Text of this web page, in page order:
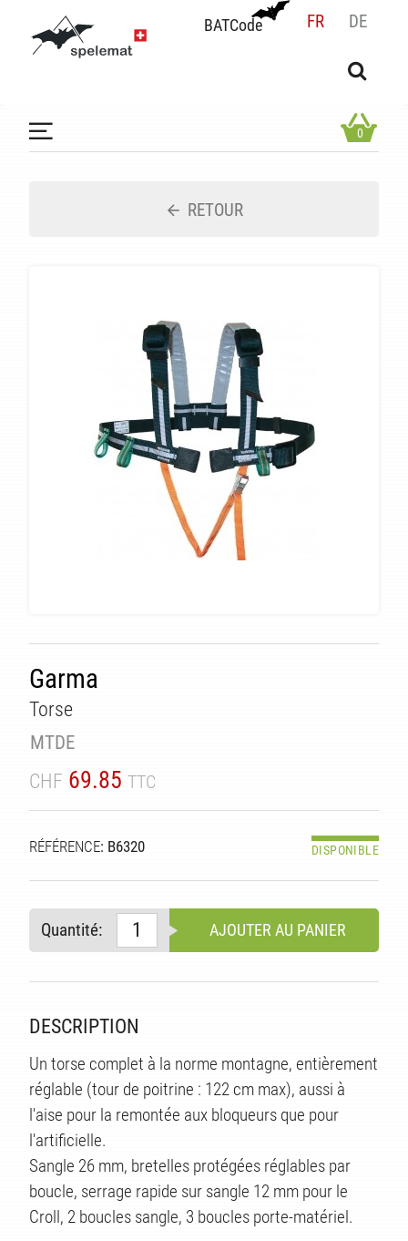
BATCode FR DE
BATCode
OK
0
RETOUR
Garma
Torse
MTDE
CHF 69.85 TTC
RÉFÉRENCE: B6320 DISPONIBLE
Quantité: AJOUTER AU PANIER
DESCRIPTION
Un torse complet à la norme montagne, entièrement
réglable (tour de poitrine : 122 cm max), aussi à
l'aise pour la remontée aux bloqueurs que pour
l'artificielle.
Sangle 26 mm, bretelles protégées réglables par
boucle, serrage rapide sur sangle 12 mm pour le
Croll, 2 boucles sangle, 3 boucles porte-matériel.